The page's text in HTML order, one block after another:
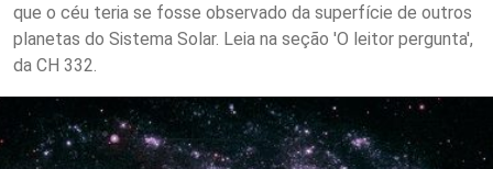
que o céu teria se fosse observado da superfície de outros
planetas do Sistema Solar. Leia na seção 'O leitor pergunta',
da CH 332.